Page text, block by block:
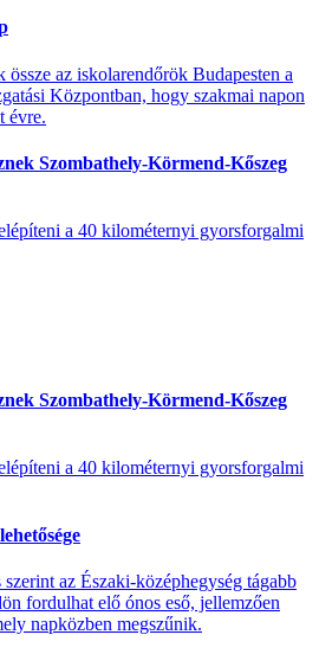
az iskolarendőrök Budapesten a
Központban, hogy szakmai napon
évre.
Szombathely-Körmend-Kőszeg
a 40 kilométernyi gyorsforgalmi
Szombathely-Körmend-Kőszeg
a 40 kilométernyi gyorsforgalmi
az Északi-középhegység tágabb
fordulhat elő ónos eső, jellemzően
napközben megszűnik.